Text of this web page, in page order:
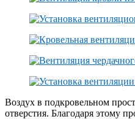
Воздух в подкровельном
отверстия. Благодаря этому